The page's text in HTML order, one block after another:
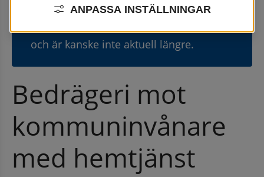
Den här nyheten publicerades 30
oktober 2023
och är kanske inte aktuell längre.
⚠
Bedrägeri mot
kommuninvånare
med hemtjänst
ANPASSA INSTÄLLNINGAR